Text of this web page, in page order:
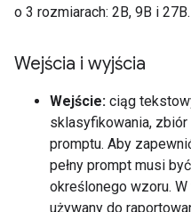
o 3 rozmiarach: 2B, 9B i 27B.
Wejścia i wyjścia
Wejście: ciąg
sklasyfikowania,
promptu. Aby
pełny prompt musi
określonego wzoru.
używany do